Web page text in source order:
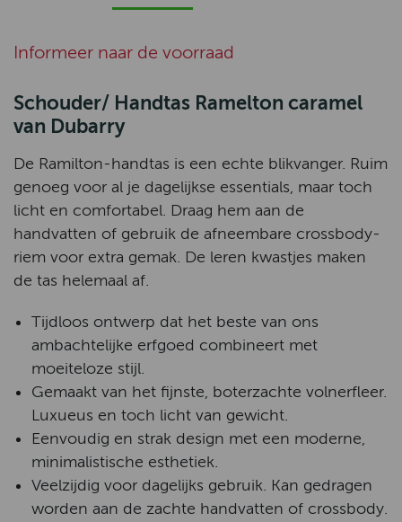
Informeer naar de voorraad
Schouder/ Handtas Ramelton caramel
van Dubarry
De Ramilton-handtas is een echte blikvanger. Ruim
genoeg voor al je dagelijkse essentials, maar toch
licht en comfortabel. Draag hem aan de
handvatten of gebruik de afneembare crossbody-
riem voor extra gemak. De leren kwastjes maken
de tas helemaal af.
Tijdloos ontwerp dat het beste van ons
ambachtelijke erfgoed combineert met
moeiteloze stijl.
Gemaakt van het fijnste, boterzachte volnerfleer.
Luxueus en toch licht van gewicht.
Eenvoudig en strak design met een moderne,
minimalistische esthetiek.
Veelzijdig voor dagelijks gebruik. Kan gedragen
worden aan de zachte handvatten of crossbody.